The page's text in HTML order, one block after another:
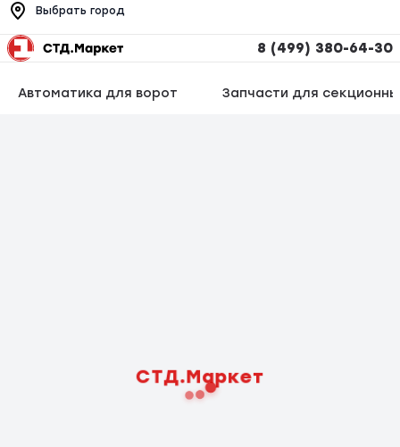
Выбрать город
8 (499) 380-64-30
Автоматика для ворот Запчасти для
СТД.Маркет